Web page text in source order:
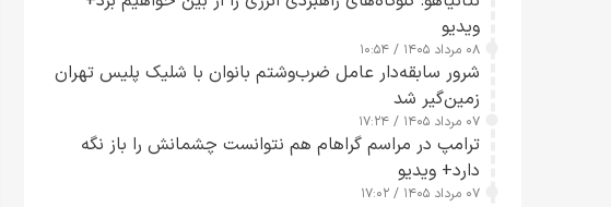
ویدیو
۰۸ مرداد ۱۴۰۵ / ۱۰:۵۴
شرور سابقه‌دار عامل ضرب‌وشتم بانوان با شلیک پلیس تهران
زمین‌گیر شد
۰۷ مرداد ۱۴۰۵ / ۱۷:۲۴
ترامپ در مراسم گراهام هم نتوانست چشمانش را باز نگه
دارد+ ویدیو
۰۷ مرداد ۱۴۰۵ / ۱۷:۰۲